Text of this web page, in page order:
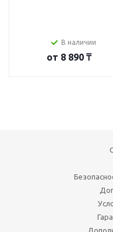
В наличии
от 8 890 ₸